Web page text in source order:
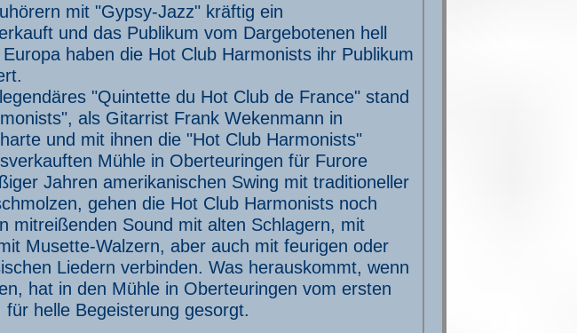
mit "Gypsy-Jazz" kräftig ein
und das Publikum vom Dargebotenen hell
haben die Hot Club Harmonists ihr Publikum
"Quintette du Hot Club de France" stand
als Gitarrist Frank Wekenmann in
und mit ihnen die "Hot Club Harmonists"
Mühle in Oberteuringen für Furore
Jahren amerikanischen Swing mit traditioneller
gehen die Hot Club Harmonists noch
mitreißenden Sound mit alten Schlagern, mit
Musette-Walzern, aber auch mit feurigen oder
Liedern verbinden. Was herauskommt, wenn
hat in den Mühle in Oberteuringen vom ersten
helle Begeisterung gesorgt.